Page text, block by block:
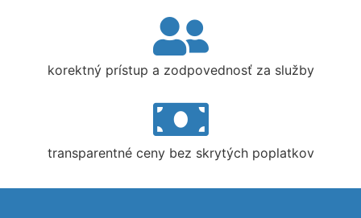
korektný prístup a zodpovednosť za služby
transparentné ceny bez skrytých poplatkov